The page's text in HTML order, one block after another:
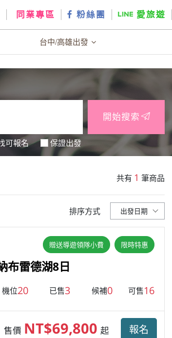
同業專區 粉絲團 愛旅遊
台中/高雄出發
可報名 保證出發
開始搜索
共有 1 筆商品
排序方式
贈送導遊領隊小費 限時特惠
布雷德湖8日
機位20 已售3 候補0 可售16
售價 NT$69,800 起 報名